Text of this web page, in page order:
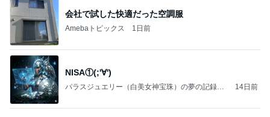
我慢をやめてお義母さんへ返した言葉
Amebaトピックス 1日前